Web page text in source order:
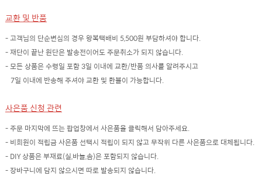
교환 및 반품
- 고객님의 단순변심의 경우 왕복택배비 5,500원 부담하셔야 합니다.
- 재단이 끝난 원단은 발송전이어도 주문취소가 되지 않습니다.
- 모든 상품은 수령일 포함 3일 이내에 교환/반품 의사를 알려주시고
7일 이내에 반송해 주셔야 교환 및 환불이 가능합니다.
사은품 신청 관련
- 주문 마지막에 뜨는 팝업창에서 사은품을 클릭해서 담아주세요.
- 비회원이 적립금 사은품 선택시 적립이 되지 않고 무작위 다른 사은품으로 대체됩니다.
- DIY 상품은 부재료(실,바늘,솜)은 포함되지 않습니다.
- 장바구니에 담지 않으시면 따로 발송되지 않습니다.